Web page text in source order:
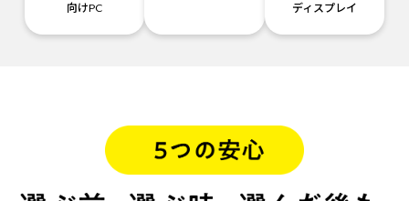
向けPC
ディスプレイ